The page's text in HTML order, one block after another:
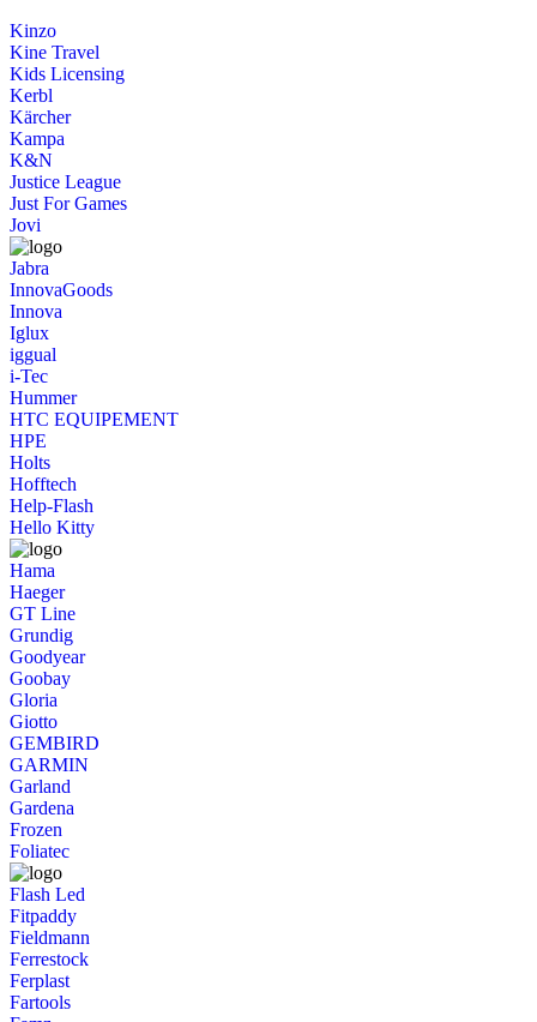
Kinzo
Kine Travel
Kids Licensing
Kerbl
Kärcher
Kampa
K&N
Justice League
Just For Games
Jovi
Jabra
InnovaGoods
Innova
Iglux
iggual
i-Tec
Hummer
HTC EQUIPEMENT
HPE
Holts
Hofftech
Help-Flash
Hello Kitty
Hama
Haeger
GT Line
Grundig
Goodyear
Goobay
Gloria
Giotto
GEMBIRD
GARMIN
Garland
Gardena
Frozen
Foliatec
Flash Led
Fitpaddy
Fieldmann
Ferrestock
Ferplast
Fartools